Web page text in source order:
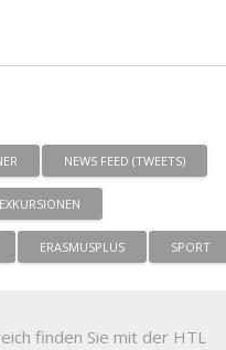
NEWS FEED (TWEETS)
EXKURSIONEN
ERASMUSPLUS SPORT
finden Sie mit der HTL